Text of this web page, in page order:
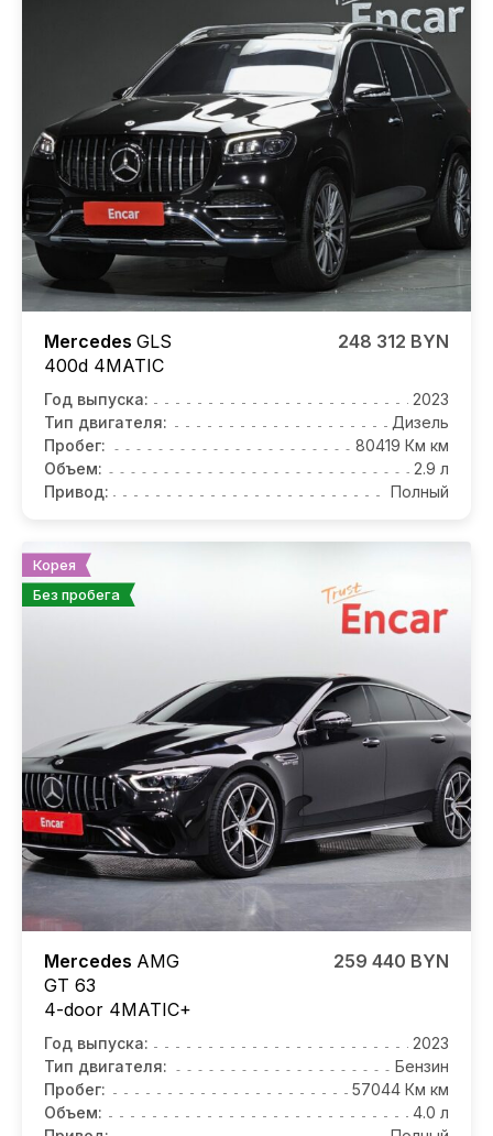
Mercedes GLS
400d 4MATIC
248 312 BYN
Год выпуска:
2023
Тип двигателя:
Дизель
Пробег:
80419 Км км
Объем:
2.9 л
Привод:
Полный
Корея
Без пробега
Mercedes AMG
GT 63
4-door 4MATIC+
259 440 BYN
Год выпуска:
2023
Тип двигателя:
Бензин
Пробег:
57044 Км км
Объем:
4.0 л